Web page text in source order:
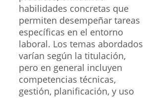
habilidades concretas que
permiten desempeñar tareas
específicas en el entorno
laboral. Los temas abordados
varían según la titulación,
pero en general incluyen
competencias técnicas,
gestión, planificación, y uso